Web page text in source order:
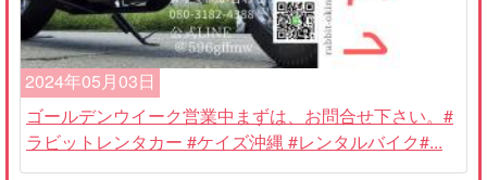
2024年05月03日
ゴールデンウイーク営業中まずは、お問合せ下さい。#
ラビットレンタカー #ケイズ沖縄 #レンタルバイク#...